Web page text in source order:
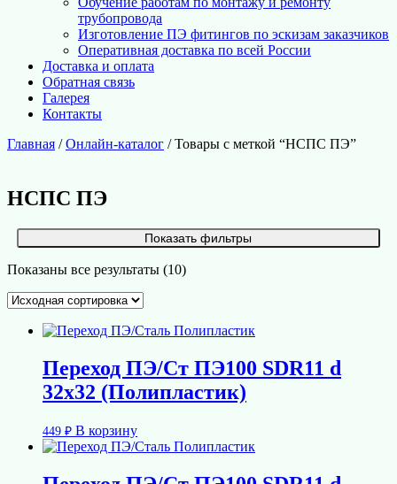
трубопровода
Изготовление ПЭ фитингов по эскизам заказчиков
Оперативная доставка по всей России
Доставка и оплата
Обратная связь
Галерея
Контакты
Главная /Онлайн-каталог / Товары с меткой “НСПС ПЭ”
НСПС ПЭ
Показать фильтры
Показаны все результаты (10)
Переход ПЭ/Ст ПЭ100 SDR11 d
32х32 (Полипластик)
449 ₽ В корзину